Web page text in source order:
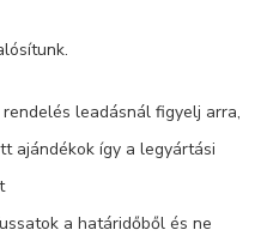
leadásnál figyelj arra,
ajándékok így a legyártási
a határidőből és ne